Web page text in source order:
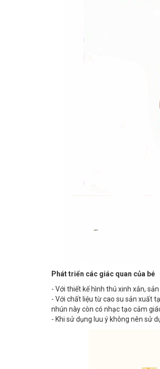
Phát triển các giác quan của bé
- Với thiết kế hình thú xinh xắn,
- Với chất liệu từ cao su sản xuất
nhún này còn có nhạc tạo cảm
- Khi sử dụng luu ý không nên sử